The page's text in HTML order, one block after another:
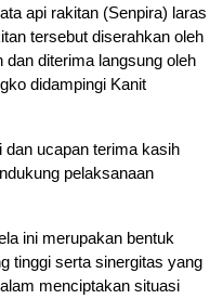
api rakitan (Senpira) laras
tersebut diserahkan oleh
dan diterima langsung oleh
didampingi Kanit
ucapan terima kasih
pelaksanaan
ini merupakan bentuk
tinggi serta sinergitas yang
menciptakan situasi